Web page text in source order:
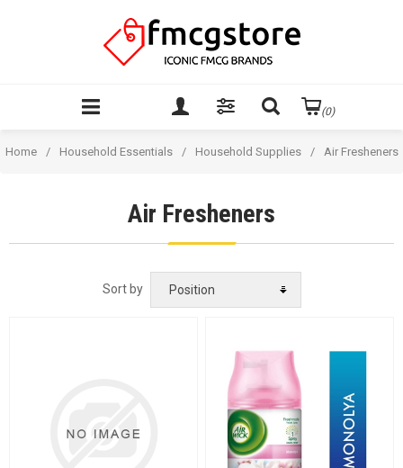
(0)
Home / Household Essentials / Household Supplies / Air Fresheners
Air Fresheners
Sort by